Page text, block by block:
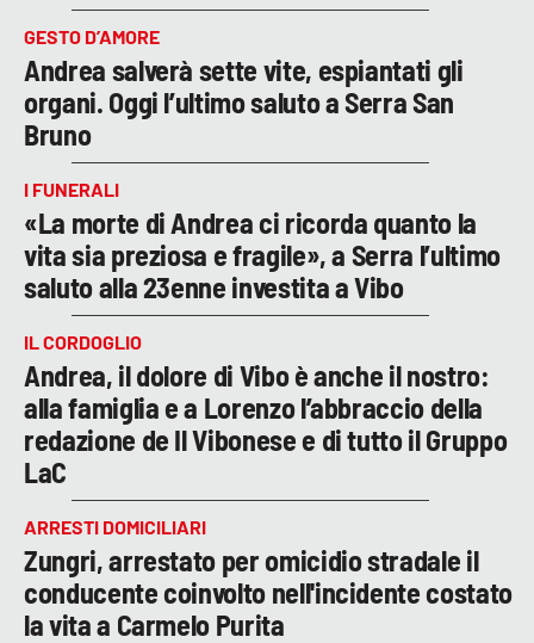
GESTO D’AMORE
Andrea salverà sette vite, espiantati gli
organi. Oggi l’ultimo saluto a Serra San
Bruno
I FUNERALI
«La morte di Andrea ci ricorda quanto la
vita sia preziosa e fragile», a Serra l’ultimo
saluto alla 23enne investita a Vibo
IL CORDOGLIO
Andrea, il dolore di Vibo è anche il nostro:
alla famiglia e a Lorenzo l’abbraccio della
redazione de Il Vibonese e di tutto il Gruppo
LaC
ARRESTI DOMICILIARI
Zungri, arrestato per omicidio stradale il
conducente coinvolto nell'incidente costato
la vita a Carmelo Purita